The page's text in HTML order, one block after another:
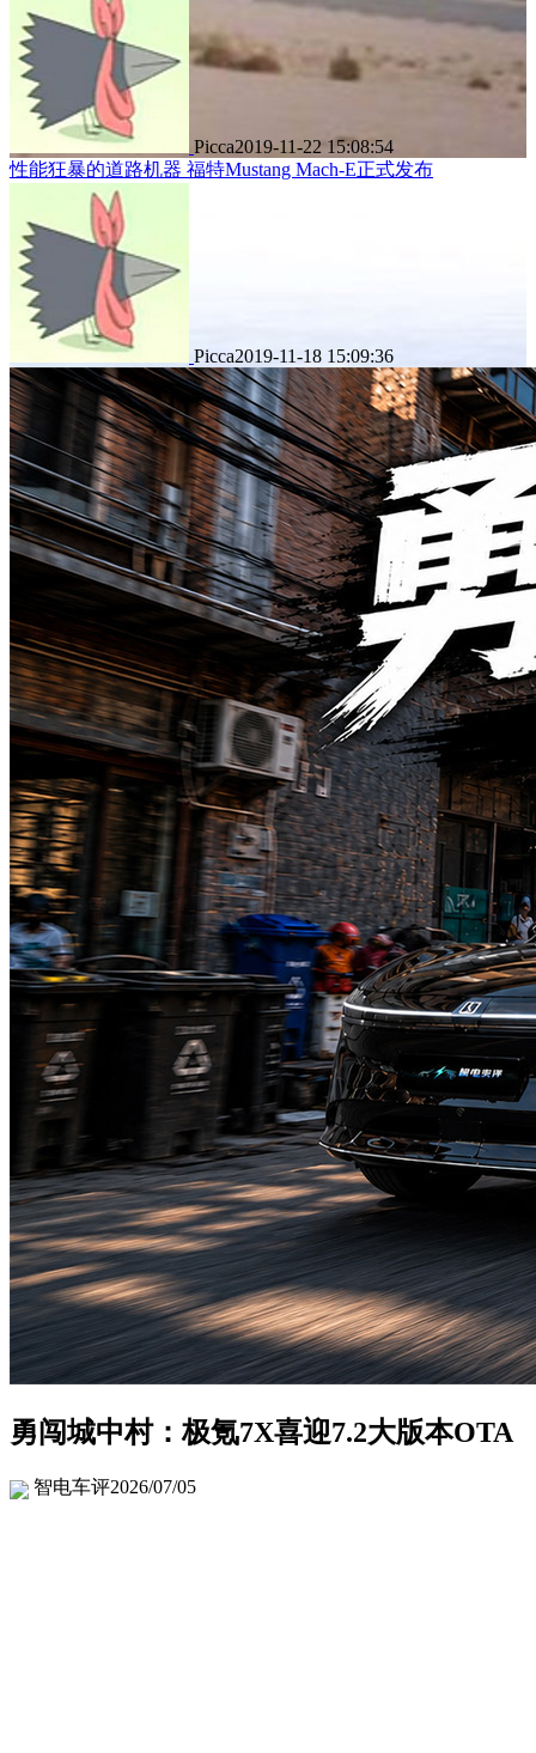
Picca2019-11-22 15:08:54
性能狂暴的道路机器 福特Mustang Mach-E正式发布
Picca2019-11-18 15:09:36
勇闯城中村：极氪7X喜迎7.2大版本OTA
智电车评2026/07/05